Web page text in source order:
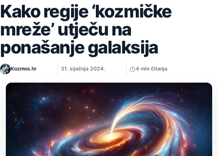
Kako regije ‘kozmičke
mreže’ utječu na
ponašanje galaksija
Kozmos.hr 31. siječnja 2024. 4 min čitanja